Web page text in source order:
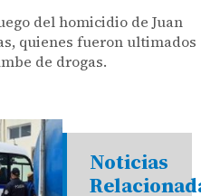
del homicidio de Juan
quienes fueron ultimados
de drogas.
Noticias